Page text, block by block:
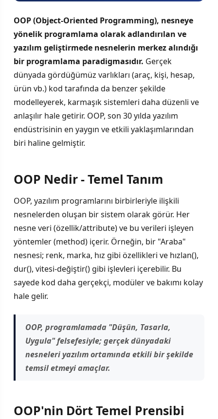
OOP (Object-Oriented Programming), nesneye
yönelik programlama olarak adlandırılan ve
yazılım geliştirmede nesnelerin merkez alındığı
bir programlama paradigmasıdır. Gerçek
dünyada gördüğümüz varlıkları (araç, kişi, hesap,
ürün vb.) kod tarafında da benzer şekilde
modelleyerek, karmaşık sistemleri daha düzenli ve
anlaşılır hale getirir. OOP, son 30 yılda yazılım
endüstrisinin en yaygın ve etkili yaklaşımlarından
biri haline gelmiştir.
OOP Nedir - Temel Tanım
OOP, yazılım programlarını birbirleriyle ilişkili
nesnelerden oluşan bir sistem olarak görür. Her
nesne veri (özellik/attribute) ve bu verileri işleyen
yöntemler (method) içerir. Örneğin, bir "Araba"
nesnesi; renk, marka, hız gibi özellikleri ve hızlan(),
dur(), vitesi-değiştir() gibi işlevleri içerebilir. Bu
sayede kod daha gerçekçi, modüler ve bakımı kolay
hale gelir.
OOP, programlamada "Düşün, Tasarla,
Uygula" felsefesiyle; gerçek dünyadaki
nesneleri yazılım ortamında etkili bir şekilde
temsil etmeyi amaçlar.
OOP'nin Dört Temel Prensibi